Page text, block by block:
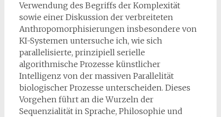
Verwendung des Begriffs der Komplexität
sowie einer Diskussion der verbreiteten
Anthropomorphisierungen insbesondere von
KI-Systemen untersuche ich, wie sich
parallelisierte, prinzipiell serielle
algorithmische Prozesse künstlicher
Intelligenz von der massiven Parallelität
biologischer Prozesse unterscheiden. Dieses
Vorgehen führt an die Wurzeln der
Sequenzialität in Sprache, Philosophie und